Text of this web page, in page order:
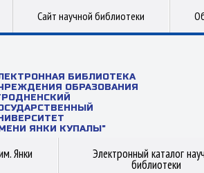
Сайт научной библиотеки
БИБЛИОТЕКА
ОБРАЗОВАНИЯ
ЯНКИ КУПАЛЫ"
Янки Электронный каталог
библиотеки